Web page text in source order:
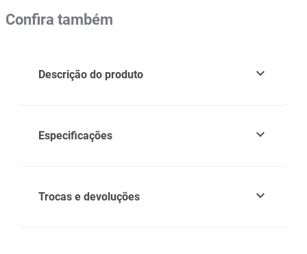
Confira também
Descrição do produto
Especificações
Trocas e devoluções